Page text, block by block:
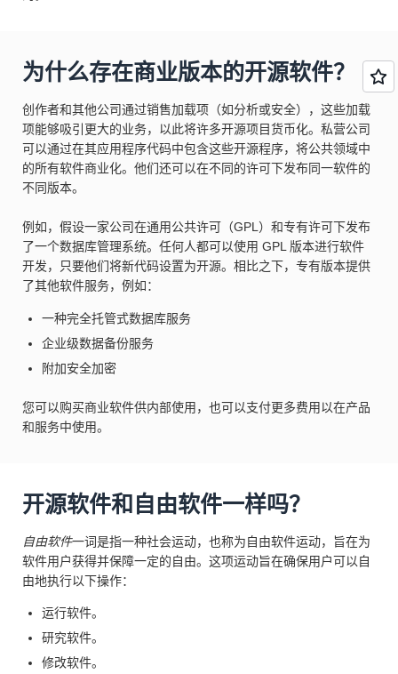
为什么存在商业版本的开源软件？
创作者和其他公司通过销售加载项（如分析或安全），这些加载
项能够吸引更大的业务，以此将许多开源项目货币化。私营公司
可以通过在其应用程序代码中包含这些开源程序，将公共领域中
的所有软件商业化。他们还可以在不同的许可下发布同一软件的
不同版本。
例如，假设一家公司在通用公共许可（GPL）和专有许可下发布
了一个数据库管理系统。任何人都可以使用 GPL 版本进行软件
开发，只要他们将新代码设置为开源。相比之下，专有版本提供
了其他软件服务，例如：
一种完全托管式数据库服务
企业级数据备份服务
附加安全加密
您可以购买商业软件供内部使用，也可以支付更多费用以在产品
和服务中使用。
开源软件和自由软件一样吗？
自由软件一词是指一种社会运动，也称为自由软件运动，旨在为
软件用户获得并保障一定的自由。这项运动旨在确保用户可以自
由地执行以下操作：
运行软件。
研究软件。
修改软件。